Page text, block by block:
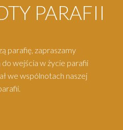
PARAFII
parafię, zapraszamy
wejścia w życie parafii
we wspólnotach naszej